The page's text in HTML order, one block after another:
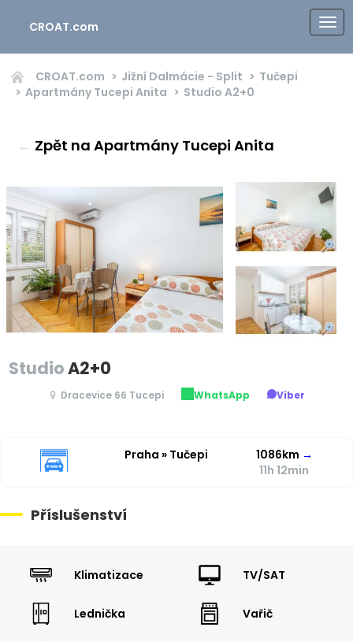
CROAT.com
CROAT.com Jižní Dalmácie - Split
Tučepi
Apartmány Tucepi Anita
Studio A2+0
← Zpět na Apartmány Tucepi Anita
StudioA2+0
Dracevice 66 Tucepi WhatsApp Viber
Praha » Tučepi 1086km →
11h 12min
Příslušenství
Klimatizace TV/SAT
Lednička Vařič